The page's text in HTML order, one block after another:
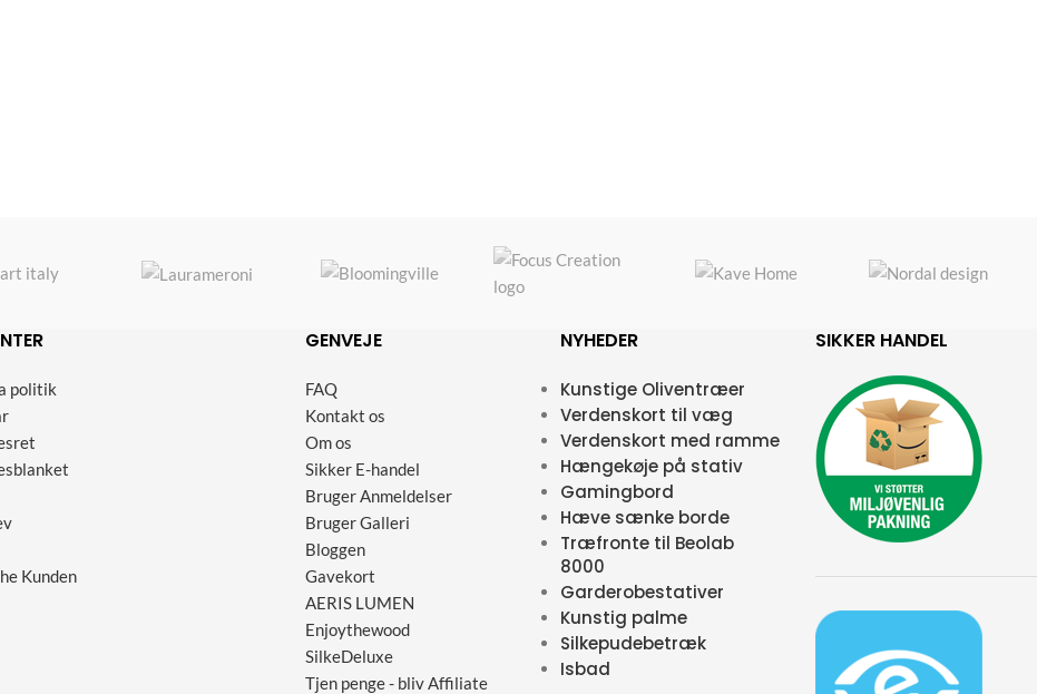
politik
Kunden
GENVEJE
FAQ
Kontakt os
Om os
Sikker E-handel
Bruger Anmeldelser
Bruger Galleri
Bloggen
Gavekort
AERIS LUMEN
Enjoythewood
SilkeDeluxe
Tjen penge - bliv Affiliate
NYHEDER
Kunstige Oliventræer
Verdenskort til væg
Verdenskort med ramme
Hængekøje på stativ
Gamingbord
Hæve sænke borde
Træfronte til Beolab
8000
Garderobestativer
Kunstig palme
Silkepudebetræk
Isbad
SIKKER HANDEL